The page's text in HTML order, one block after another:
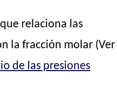
relaciona las
la fracción molar (Ver
de las presiones